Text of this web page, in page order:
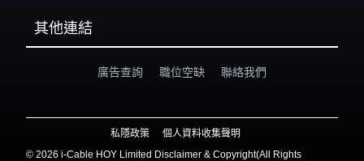
其他連結
廣告查詢 職位空缺 聯絡我們
私隱政策
個人資料收集聲明
© 2026 i-Cable HOY Limited Disclaimer & Copyright(All Rights